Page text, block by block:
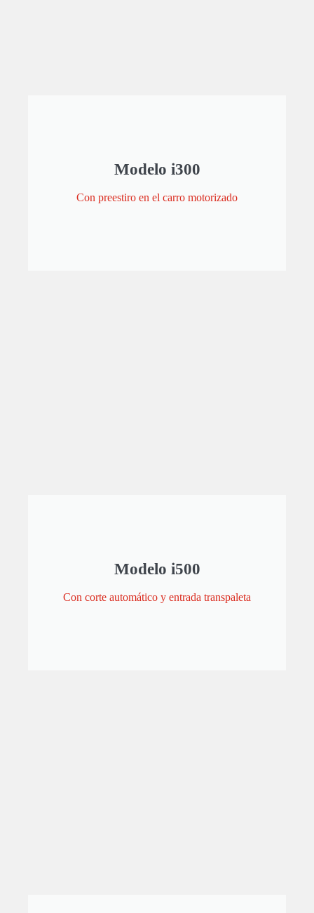
Modelo i300
Con preestiro en el carro motorizado
Modelo i500
Con corte automático y entrada transpaleta